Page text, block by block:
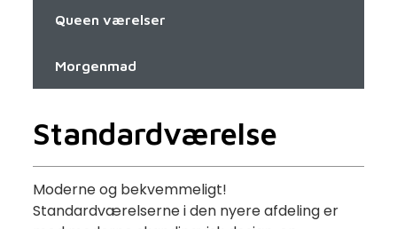
Queen værelser
Morgenmad
Standardværelse
Moderne og bekvemmeligt!
Standardværelserne i den nyere afdeling er